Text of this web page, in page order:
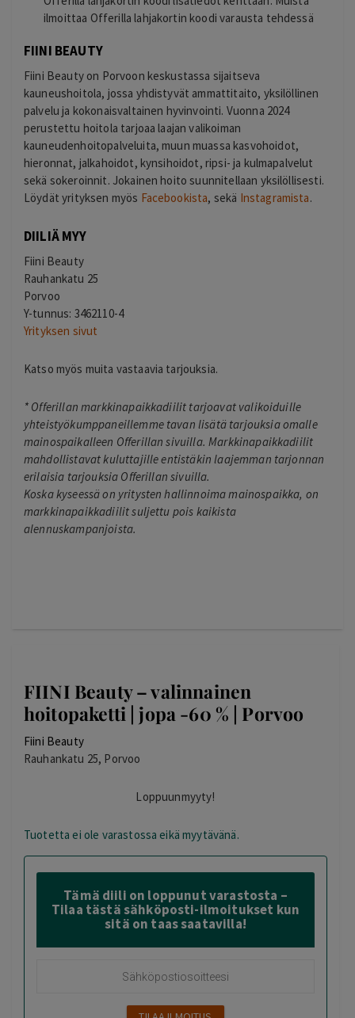
ilmoittaa Offerilla lahjakortin koodi varausta tehdessä
FIINI BEAUTY
Fiini Beauty on Porvoon keskustassa sijaitseva
kauneushoitola, jossa yhdistyvät ammattitaito, yksilöllinen
palvelu ja kokonaisvaltainen hyvinvointi. Vuonna 2024
perustettu hoitola tarjoaa laajan valikoiman
kauneudenhoitopalveluita, muun muassa kasvohoidot,
hieronnat, jalkahoidot, kynsihoidot, ripsi- ja kulmapalvelut
sekä sokeroinnit. Jokainen hoito suunnitellaan yksilöllisesti.
Löydät yrityksen myös Facebookista, sekä Instagramista.
DIILIÄ MYY
Fiini Beauty
Rauhankatu 25
Porvoo
Y-tunnus: 3462110-4
Yrityksen sivut
Katso myös muita vastaavia tarjouksia.
* Offerillan markkinapaikkadiilit tarjoavat valikoiduille
yhteistyökumppaneillemme tavan lisätä tarjouksia omalle
mainospaikalleen Offerillan sivuilla. Markkinapaikkadiilit
mahdollistavat kuluttajille entistäkin laajemman tarjonnan
erilaisia tarjouksia Offerillan sivuilla.
Koska kyseessä on yritysten hallinnoima mainospaikka, on
markkinapaikkadiilit suljettu pois kaikista
alennuskampanjoista.
FIINI Beauty – valinnainen
hoitopaketti | jopa -60 % | Porvoo
Fiini Beauty
Rauhankatu 25, Porvoo
Loppuunmyyty!
Tuotetta ei ole varastossa eikä myytävänä.
Tämä diili on loppunut varastosta –
Tilaa tästä sähköposti-ilmoitukset kun
sitä on taas saatavilla!